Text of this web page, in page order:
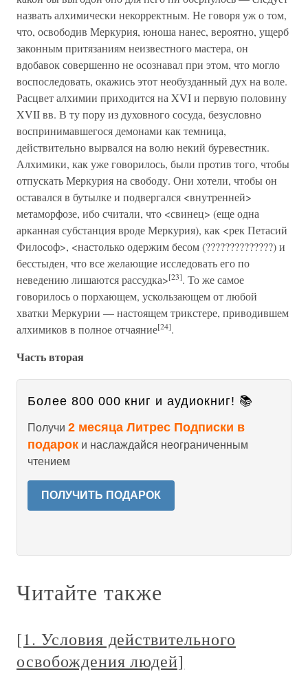
назвать алхимически некорректным. Не говоря уж о том,
что, освободив Меркурия, юноша нанес, вероятно, ущерб
законным притязаниям неизвестного мастера, он
вдобавок совершенно не осознавал при этом, что могло
воспоследовать, окажись этот необузданный дух на воле.
Расцвет алхимии приходится на XVI и первую половину
XVII вв. В ту пору из духовного сосуда, безусловно
воспринимавшегося демонами как темница,
действительно вырвался на волю некий буревестник.
Алхимики, как уже говорилось, были против того, чтобы
отпускать Меркурия на свободу. Они хотели, чтобы он
оставался в бутылке и подвергался <внутренней>
метаморфозе, ибо считали, что <свинец> (еще одна
арканная субстанция вроде Меркурия), как <рек Петасий
Философ>, <настолько одержим бесом (??????????????) и
бесстыден, что все желающие исследовать его по
неведению лишаются рассудка>[23]. То же самое
говорилось о порхающем, ускользающем от любой
хватки Меркурии — настоящем трикстере, приводившем
алхимиков в полное отчаяние[24].
Часть вторая
Более 800 000 книг и аудиокниг! 📚
Получи 2 месяца Литрес Подписки в
подарок и наслаждайся неограниченным
чтением
ПОЛУЧИТЬ ПОДАРОК
Читайте также
[1. Условия действительного
освобождения людей]